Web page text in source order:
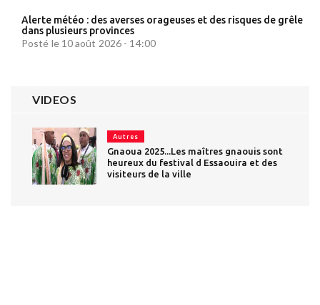
Alerte météo : des averses orageuses et des risques de grêle
dans plusieurs provinces
Posté le 10 août 2026 - 14:00
VIDEOS
Autres
Gnaoua 2025...Les maîtres gnaouis sont
heureux du festival d Essaouira et des
visiteurs de la ville